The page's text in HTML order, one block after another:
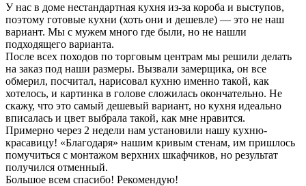
У нас в доме нестандартная кухня из-за короба и выступов,
поэтому готовые кухни (хоть они и дешевле) — это не наш
вариант. Мы с мужем много где были, но не нашли
подходящего варианта.
После всех походов по торговым центрам мы решили делать
на заказ под наши размеры. Вызвали замерщика, он все
обмерил, посчитал, нарисовал кухню именно такой, как
хотелось, и картинка в голове сложилась окончательно. Не
скажу, что это самый дешевый вариант, но кухня идеально
вписалась и цвет выбрала такой, как мне нравится.
Примерно через 2 недели нам установили нашу кухню-
красавицу! «Благодаря» нашим кривым стенам, им пришлось
помучиться с монтажом верхних шкафчиков, но результат
получился отменный.
Большое всем спасибо! Рекомендую!